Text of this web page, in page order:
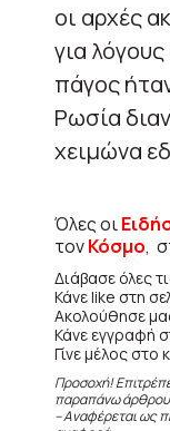
οι αρχές
για
πάγος
Ρωσία
χειμώνα
Όλες οι
τονΚόσμο,
Διάβασε όλες
Κάνε like στη
Ακολούθησε
Κάνε εγγραφή
Γίνε μέλος στο
Προσοχή!
παραπάνω
– Αναφέρεται ως